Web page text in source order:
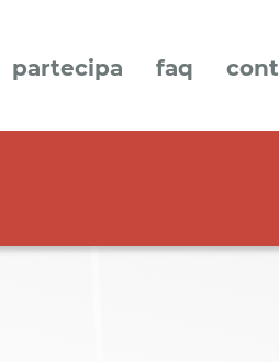
partecipa faq